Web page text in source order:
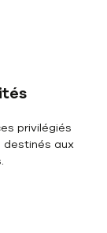
privilégiés
destinés aux